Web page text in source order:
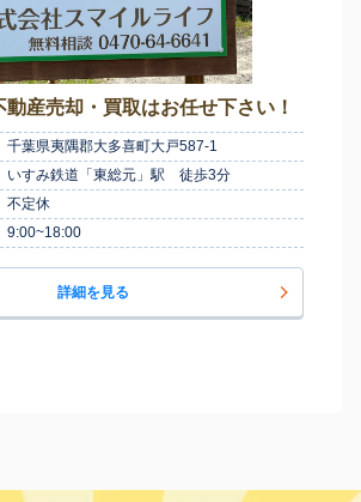
動産売却・買取はお任せ下さい！
千葉県夷隅郡大多喜町大戸587-1
いすみ鉄道「東総元」駅 徒歩3分
不定休
9:00~18:00
詳細を見る